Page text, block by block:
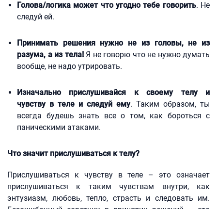
Голова/логика может что угодно тебе говорить. Не
следуй ей.
Принимать решения нужно не из головы, не из
разума, а из тела!Я не говорю что не нужно думать
вообще, не надо утрировать.
Изначально прислушивайся к своему телу и
чувству в теле и следуй ему. Таким образом, ты
всегда будешь знать все о том, как бороться с
паническими атаками.
Что значит прислушиваться к телу?
Прислушиваться к чувству в теле – это означает
прислушиваться к таким чувствам внутри, как
энтузиазм, любовь, тепло, страсть и следовать им.